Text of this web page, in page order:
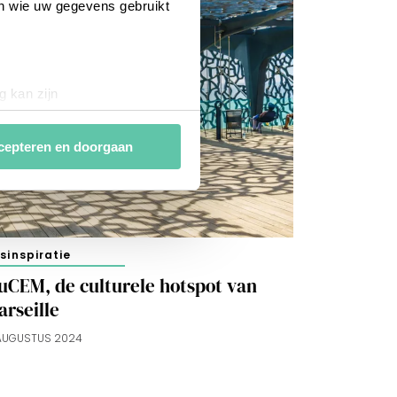
wie uw gegevens gebruikt
kan zijn
detailgedeelte
analytische en
van derde partijen om
te stemmen. Je kunt je
het gebruik van alle
en doorgaan
de culturele hotspot van
2024